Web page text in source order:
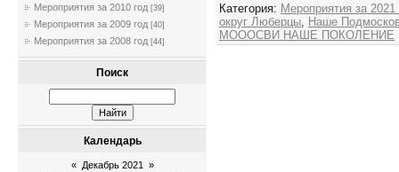
Мероприятия за 2010 год [39]
Мероприятия за 2009 год [40]
Мероприятия за 2008 год [44]
Поиск
Календарь
« Декабрь 2021
»
Категория: Мероприятия за 2021
округ Люберцы Наше
МОООСВИ НАШЕ ПОКОЛЕНИЕ